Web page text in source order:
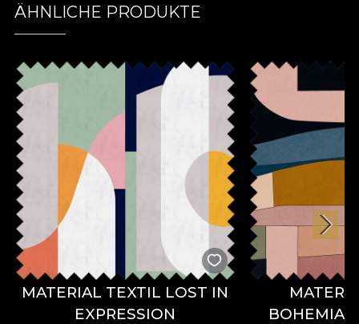
ÄHNLICHE PRODUKTE
MATERIAL TEXTIL LOST IN
EXPRESSION